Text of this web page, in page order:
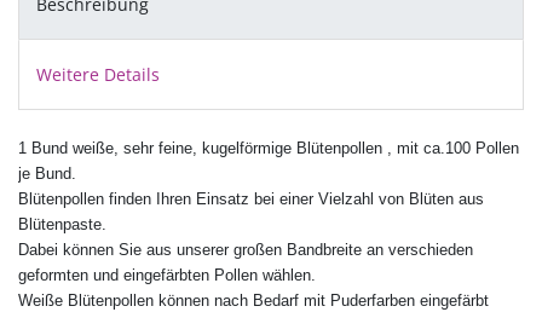
Weitere Details
1 Bund weiße, sehr feine, kugelförmige Blütenpollen , mit ca.100 Pollen
je Bund.
Blütenpollen finden Ihren Einsatz bei einer Vielzahl von Blüten aus
Blütenpaste.
Dabei können Sie aus unserer großen Bandbreite an verschieden
geformten und eingefärbten Pollen wählen.
Weiße Blütenpollen können nach Bedarf mit Puderfarben eingefärbt